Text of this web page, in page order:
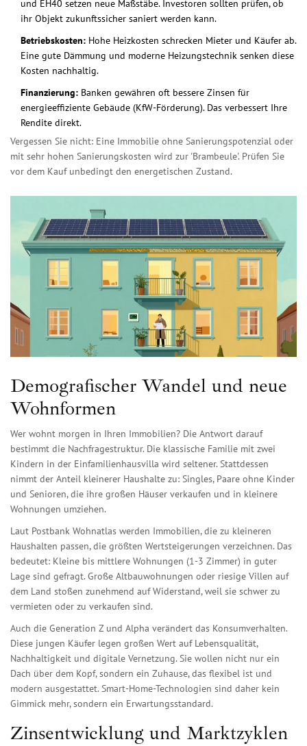
und EH40 setzen neue Maßstäbe. Investoren sollten prüfen, ob
ihr Objekt zukunftssicher saniert werden kann.
Betriebskosten: Hohe Heizkosten schrecken Mieter und Käufer ab.
Eine gute Dämmung und moderne Heizungstechnik senken diese
Kosten nachhaltig.
Finanzierung: Banken gewähren oft bessere Zinsen für
energieeffiziente Gebäude (KfW-Förderung). Das verbessert Ihre
Rendite direkt.
Vergessen Sie nicht: Eine Immobilie ohne Sanierungspotenzial oder
mit sehr hohen Sanierungskosten wird zur 'Brambeule'. Prüfen Sie
vor dem Kauf unbedingt den energetischen Zustand.
Demografischer Wandel und neue
Wohnformen
Wer wohnt morgen in Ihren Immobilien? Die Antwort darauf
bestimmt die Nachfragestruktur. Die klassische Familie mit zwei
Kindern in der Einfamilienhausvilla wird seltener. Stattdessen
nimmt der Anteil kleinerer Haushalte zu: Singles, Paare ohne Kinder
und Senioren, die ihre großen Häuser verkaufen und in kleinere
Wohnungen umziehen.
Laut Postbank Wohnatlas werden Immobilien, die zu kleineren
Haushalten passen, die größten Wertsteigerungen verzeichnen. Das
bedeutet: Kleine bis mittlere Wohnungen (1-3 Zimmer) in guter
Lage sind gefragt. Große Altbauwohnungen oder riesige Villen auf
dem Land stoßen zunehmend auf Widerstand, weil sie schwer zu
vermieten oder zu verkaufen sind.
Auch die Generation Z und Alpha verändert das Konsumverhalten.
Diese jungen Käufer legen großen Wert auf Lebensqualität,
Nachhaltigkeit und digitale Vernetzung. Sie wollen nicht nur ein
Dach über dem Kopf, sondern ein Zuhause, das flexibel ist und
modern ausgestattet. Smart-Home-Technologien sind daher kein
Gimmick mehr, sondern ein Erwartungsstandard.
Zinsentwicklung und Marktzyklen